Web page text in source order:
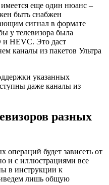
еще один нюанс –
быть снабжен
сигнал в формате
у телевизора была
и HEVC. Это даст
каналы из пакетов Ультра
указанных
даже каналы из
разных
операций будет зависеть от
и с иллюстрациями все
в инструкции к
лишь общую